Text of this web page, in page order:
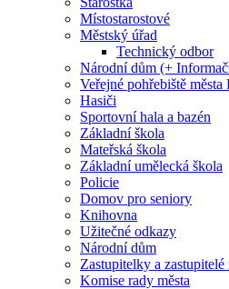
Místostarostové
Městský úřad
Technický odbor
Národní dům (+
Veřejné pohřebiště města
Hasiči
Sportovní hala a bazén
Základní škola
Mateřská škola
Základní umělecká škola
Policie
Domov pro seniory
Knihovna
Užitečné odkazy
Národní dům
Zastupitelky a zastupitelé
Komise rady města